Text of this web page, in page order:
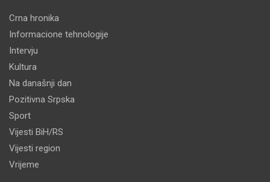
Crna hronika
Informacione tehnologije
Intervju
Kultura
Na današnji dan
Pozitivna Srpska
Sport
Vijesti BiH/RS
Vijesti region
Vrijeme